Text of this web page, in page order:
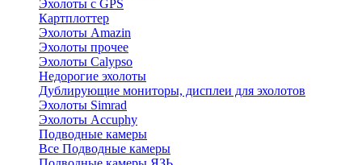
Эхолоты с GPS
Картплоттер
Эхолоты Amazin
Эхолоты прочее
Эхолоты Calypso
Недорогие эхолоты
Дублирующие мониторы, дисплеи для эхолотов
Эхолоты Simrad
Эхолоты Accuphy
Подводные камеры
Все Подводные камеры